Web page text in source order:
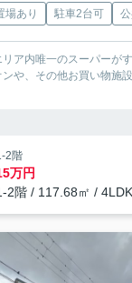
場あり 駐車2台可
ア内唯一のスーパーが
や、その他お買い物施
2階
万円
2階 / 117.68㎡ / 4LDK